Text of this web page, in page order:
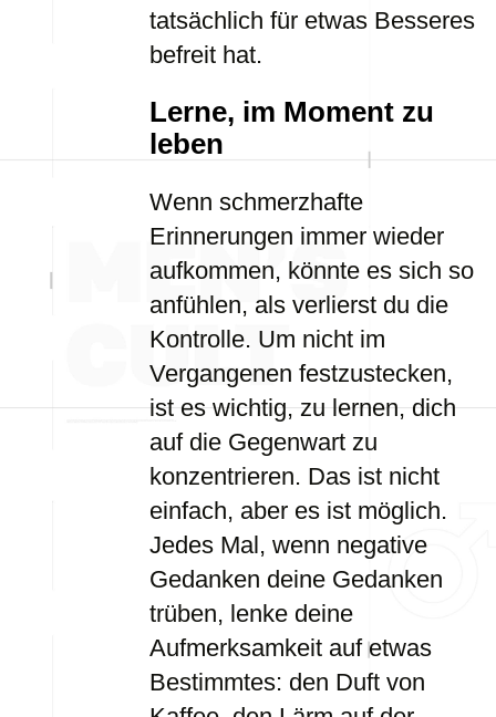
tatsächlich für etwas Besseres
befreit hat.
Lerne, im Moment zu
leben
Wenn schmerzhafte
Erinnerungen immer wieder
aufkommen, könnte es sich so
anfühlen, als verlierst du die
Kontrolle. Um nicht im
Vergangenen festzustecken,
ist es wichtig, zu lernen, dich
auf die Gegenwart zu
konzentrieren. Das ist nicht
einfach, aber es ist möglich.
Jedes Mal, wenn negative
Gedanken deine Gedanken
trüben, lenke deine
Aufmerksamkeit auf etwas
Bestimmtes: den Duft von